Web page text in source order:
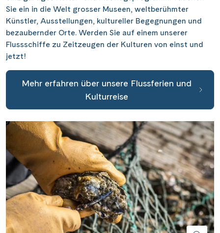
Sie ein in die Welt grosser Museen, weltberühmter
Künstler, Ausstellungen, kultureller Begegnungen und
bezaubernder Orte. Werden Sie auf einem unserer
Flussschiffe zu Zeitzeugen der Kulturen von einst und
jetzt!
Mehr erfahren über unsere Flussferien und
Kulturreise
Saar (10)
Seine, Oise & Schelde(6)
Spree (4)
Weser, Ems & Hunte
Porta Nigra(12)
Reichsburg Cochem (15)
Saarschleife(7)
Schiffshebewerk Niederfinow (19)
Schiffshebewerk Scharnebeck
Schloss Sanssouci (11)
Schloss Schönbrunn(5)
Schlögener Schlinge(8)
St. Georgs-Arm(2)
Stift Melk(10)
Wasserstrassenkreuz Magdeburg(2)
Passau
Porto(12)
Potsdam
Regensburg(1)
Rotterdam(2)
Saarburg(1)
Stralsund(6)
Strasbourg(1)
Stuttgart (2)
Tulcea(1)
Valence (1)
Wien(2)